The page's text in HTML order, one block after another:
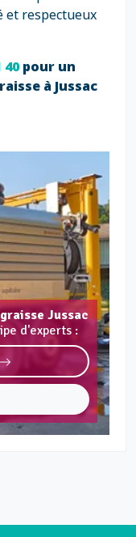
et respectueux
40pour un
à Jussac
Jussac
d'experts :